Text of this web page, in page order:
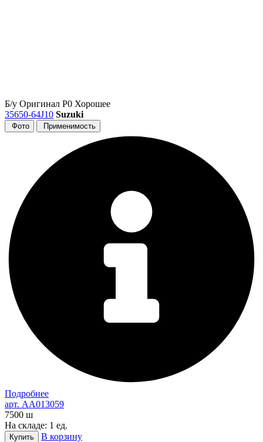
Б/у Оригинал Р0 Хорошее
35650-64J10 Suzuki
Фото Применимость
Подробнее
арт. AA013059
7500 ш
На складе: 1 ед.
Купить В корзину